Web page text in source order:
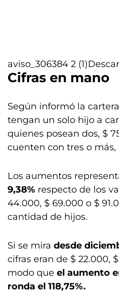
aviso_306384 2 (1)
Cifras en mano
Según informó la
tengan un solo hijo a
quienes posean dos, $
cuenten con tres o más,
Los aumentos
9,38% respecto de los
44.000, $ 69.000 o $
cantidad de hijos.
Si se mira desde
cifras eran de $ 22.000,
modo que el aumento
ronda el 118,75%.